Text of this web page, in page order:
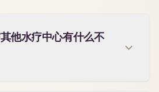
他水疗中心有什么不